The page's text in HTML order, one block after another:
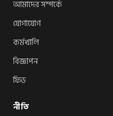
আমাদের সম্পর্কে
যোগাযোগ
কর্মখালি
বিজ্ঞাপন
ফিড
নীতি